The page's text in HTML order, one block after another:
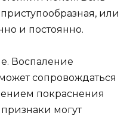
или
и постоянно.
Воспаление
сопровождаться
покраснения
признаки могут